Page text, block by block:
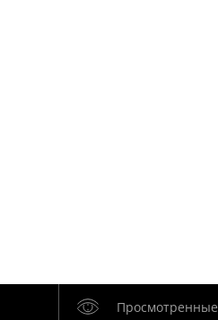
Просмотренные